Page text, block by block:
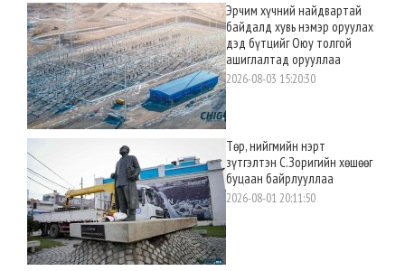
Эрчим хүчний найдвартай
байдалд хувь нэмэр оруулах
дэд бүтцийг Оюу толгой
ашиглалтад орууллаа
2026-08-03 15:20:30
Төр, нийгмийн нэрт
зүтгэлтэн С.Зоригийн хөшөөг
буцаан байрлууллаа
2026-08-01 20:11:50